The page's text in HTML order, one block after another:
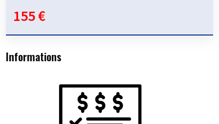
155 €
Informations